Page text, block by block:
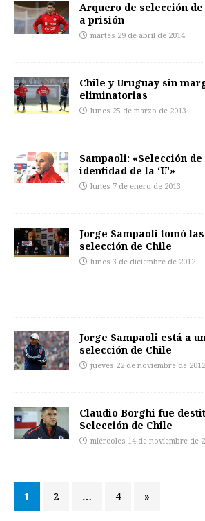
Arquero de selección
a prisión
martes 29 de abril de 2014
Chile y Uruguay sin
eliminatorias
lunes 25 de marzo de 2013
Sampaoli: «Selección
identidad de la ‘U'»
lunes 7 de enero de 2013
Jorge Sampaoli tomó
selección de Chile
lunes 3 de diciembre de 2012
Jorge Sampaoli está a
selección de Chile
jueves 22 de noviembre de 2012
Claudio Borghi fue
Selección de Chile
miércoles 14 de noviembre de
1 2 … 4 »